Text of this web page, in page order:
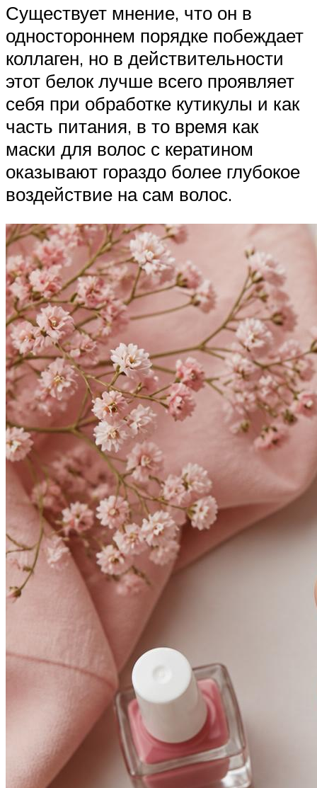
Существует мнение, что он в
одностороннем порядке побеждает
коллаген, но в действительности
этот белок лучше всего проявляет
себя при обработке кутикулы и как
часть питания, в то время как
маски для волос с кератином
оказывают гораздо более глубокое
воздействие на сам волос.